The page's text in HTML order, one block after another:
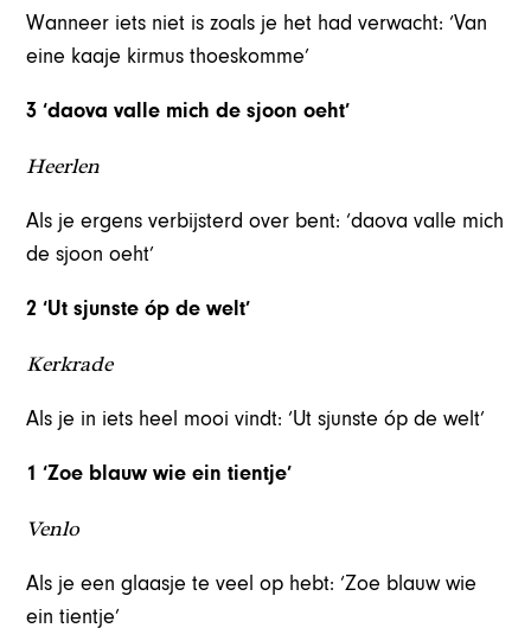
Wanneer iets niet is zoals je het had verwacht: ‘Van
eine kaaje kirmus thoeskomme’
3 ‘daova valle mich de sjoon oeht’
Heerlen
Als je ergens verbijsterd over bent: ‘daova valle mich
de sjoon oeht’
2 ‘Ut sjunste óp de welt’
Kerkrade
Als je in iets heel mooi vindt: ‘Ut sjunste óp de welt’
1 ‘Zoe blauw wie ein tientje’
Venlo
Als je een glaasje te veel op hebt: ‘Zoe blauw wie
ein tientje’